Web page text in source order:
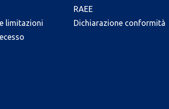
limitazioni
RAEE
Dichiarazione conformità